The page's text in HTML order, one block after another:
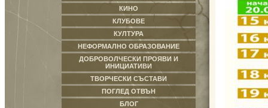
КИНО
КЛУБОВЕ
КУЛТУРА
НЕФОРМАЛНО ОБРАЗОВАНИЕ
ДОБРОВОЛЧЕСКИ ПРОЯВИ И
ИНИЦИАТИВИ
ТВОРЧЕСКИ СЪСТАВИ
ПОГЛЕД ОТВЪН
БЛОГ